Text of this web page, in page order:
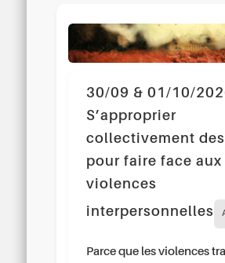
30/09 & 01/10/
S’approprier
collectivement
pour faire face aux
violences
interpersonnelles
Parce que les violences